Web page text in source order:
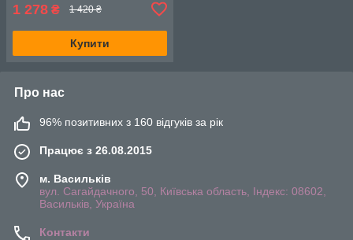
1 278 ₴ 1 420 ₴
Купити
Про нас
96% позитивних з 160 відгуків за рік
Працює з 26.08.2015
м. Васильків
вул. Сагайдачного, 50, Київська область, Індекс: 08602,
Васильків, Україна
Контакти